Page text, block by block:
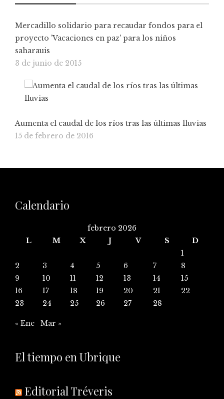
Mercadillo solidario para recaudar fondos para el
proyecto 'Vacaciones en paz' para los niños
saharauis
3 de junio de 2015
Aumenta el caudal de los ríos tras las últimas lluvias
15 de febrero de 2016
Calendario
febrero 2026
L
M X J V S
D
1
2
3 4 5 6 7
8
9
10 11 12 13 14
15
16
17 18 19 20 21
22
23
24 25 26 27 28
« Ene Mar »
El tiempo en Ubrique
Editorial Tréveris